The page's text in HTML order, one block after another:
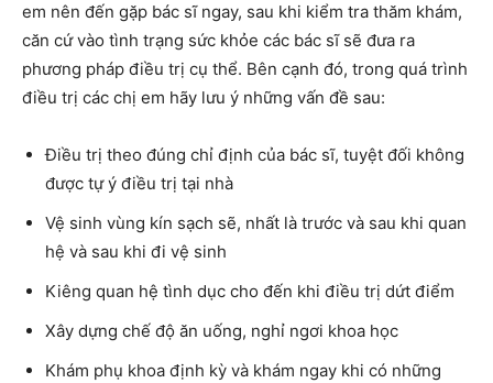
em nên đến gặp bác sĩ ngay, sau khi kiểm tra thăm khám,
căn cứ vào tình trạng sức khỏe các bác sĩ sẽ đưa ra
phương pháp điều trị cụ thể. Bên cạnh đó, trong quá trình
điều trị các chị em hãy lưu ý những vấn đề sau:
Điều trị theo đúng chỉ định của bác sĩ, tuyệt đối không
được tự ý điều trị tại nhà
Vệ sinh vùng kín sạch sẽ, nhất là trước và sau khi quan
hệ và sau khi đi vệ sinh
Kiêng quan hệ tình dục cho đến khi điều trị dứt điểm
Xây dựng chế độ ăn uống, nghỉ ngơi khoa học
Khám phụ khoa định kỳ và khám ngay khi có những